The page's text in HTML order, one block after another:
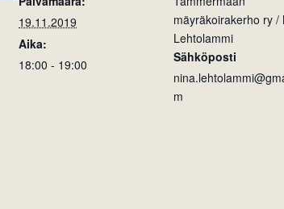
19.11.2019
Aika:
18:00 - 19:00
mäyräkoirakerho ry /
Lehtolammi
Sähköposti
m